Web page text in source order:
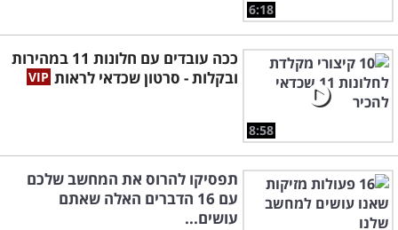
6:18
8:58
ככה עובדים עם חלונות 11 במהירות
ובקלות - סרטון שכדאי לראות
תפסיקו להרוס את המחשב שלכם
עם 16 הדברים האלה שאתם
עושים...